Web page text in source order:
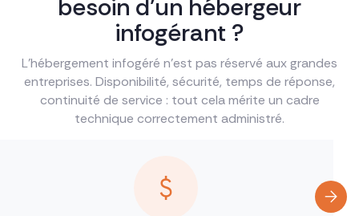
besoin d’un hébergeur
infogérant ?
L’hébergement infogéré n’est pas réservé aux grandes
entreprises. Disponibilité, sécurité, temps de réponse,
continuité de service : tout cela mérite un cadre
technique correctement administré.